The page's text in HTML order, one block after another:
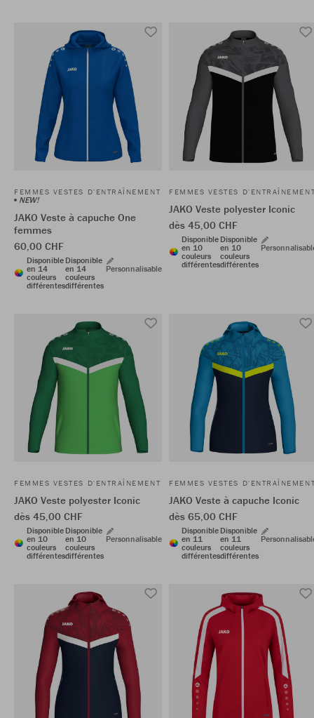
FEMMES VESTES D'ENTRAÎNEMENT
NEW!
JAKO Veste à capuche One
femmes
60,00 CHF
Disponible
en 14
couleurs
différentes
Disponible
en 14
couleurs
différentes
Personnalisable
FEMMES VESTES
JAKO Veste polyester Iconic
dès 45,00 CHF
Disponible
en 10
couleurs
différentes
Disponible
en 10
couleurs
différentes
FEMMES VESTES D'ENTRAÎNEMENT
JAKO Veste polyester Iconic
dès 45,00 CHF
Disponible
en 10
couleurs
différentes
Disponible
en 10
couleurs
différentes
Personnalisable
FEMMES VESTES
JAKO Veste à capuche Iconic
dès 65,00 CHF
Disponible
en 11
couleurs
différentes
Disponible
en 11
couleurs
différentes